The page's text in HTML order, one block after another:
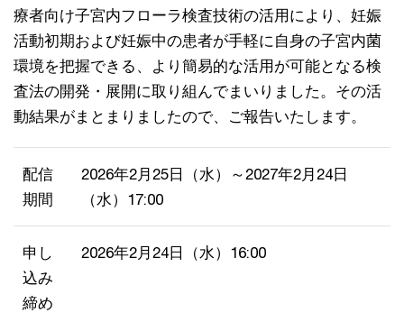
療者向け子宮内フローラ検査技術の活用により、妊娠
活動初期および妊娠中の患者が手軽に自身の子宮内菌
環境を把握できる、より簡易的な活用が可能となる検
査法の開発・展開に取り組んでまいりました。その活
動結果がまとまりましたので、ご報告いたします。
配信
期間
2026年2月25日（水）～2027年2月24日
（水）17:00
申し
込み
締め
2026年2月24日（水）16:00